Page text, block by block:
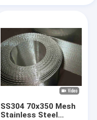
SS304 70x350 Mesh
Stainless Steel